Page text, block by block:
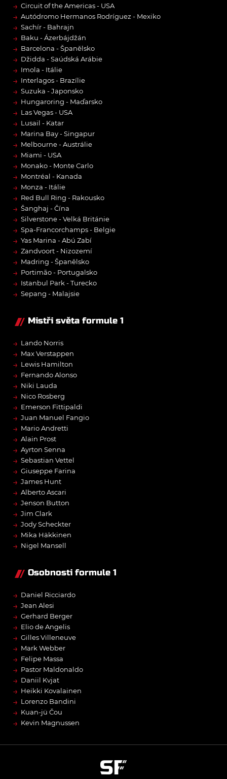
→ Circuit of the Americas - USA
→ Autódromo Hermanos Rodríguez - Mexiko
→ Sachír - Bahrajn
→ Baku - Ázerbájdžán
→ Barcelona - Španělsko
→ Džidda - Saúdská Arábie
→ Imola - Itálie
→ Interlagos - Brazílie
→ Suzuka - Japonsko
→ Hungaroring - Maďarsko
→ Las Vegas - USA
→ Lusail - Katar
→ Marina Bay - Singapur
→ Melbourne - Austrálie
→ Miami - USA
→ Monako - Monte Carlo
→ Montréal - Kanada
→ Monza - Itálie
→ Red Bull Ring - Rakousko
→ Šanghaj - Čína
→ Silverstone - Velká Británie
→ Spa-Francorchamps - Belgie
→ Yas Marina - Abú Zabí
→ Zandvoort - Nizozemí
→ Madring - Španělsko
→ Portimão - Portugalsko
→ Istanbul Park - Turecko
→ Sepang - Malajsie
Mistři světa formule 1
→ Lando Norris
→ Max Verstappen
→ Lewis Hamilton
→ Fernando Alonso
→ Niki Lauda
→ Nico Rosberg
→ Emerson Fittipaldi
→ Juan Manuel Fangio
→ Mario Andretti
→ Alain Prost
→ Ayrton Senna
→ Sebastian Vettel
→ Giuseppe Farina
→ James Hunt
→ Alberto Ascari
→ Jenson Button
→ Jim Clark
→ Jody Scheckter
→ Mika Häkkinen
→ Nigel Mansell
Osobnosti formule 1
→ Daniel Ricciardo
→ Jean Alesi
→ Gerhard Berger
→ Elio de Angelis
→ Gilles Villeneuve
→ Mark Webber
→ Felipe Massa
→ Pastor Maldonaldo
→ Daniil Kvjat
→ Heikki Kovalainen
→ Lorenzo Bandini
→ Kuan-jü Čou
→ Kevin Magnussen